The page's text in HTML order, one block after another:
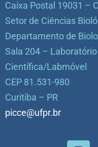
Caixa Postal 19031 –
Setor de Ciências
Departamento de
Sala 204 –
Científica/Labmóvel
CEP 81.531-980
Curitiba – PR
picce@ufpr.br